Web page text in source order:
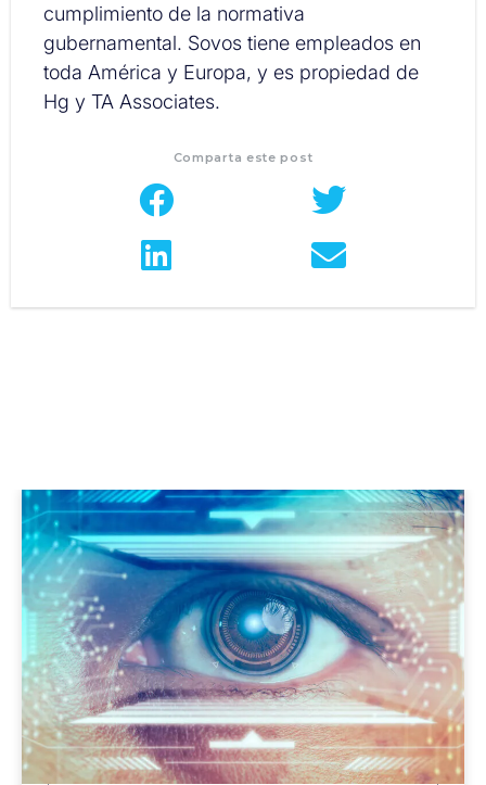
cumplimiento de la normativa
gubernamental. Sovos tiene empleados en
toda América y Europa, y es propiedad de
Hg y TA Associates.
Comparta este post